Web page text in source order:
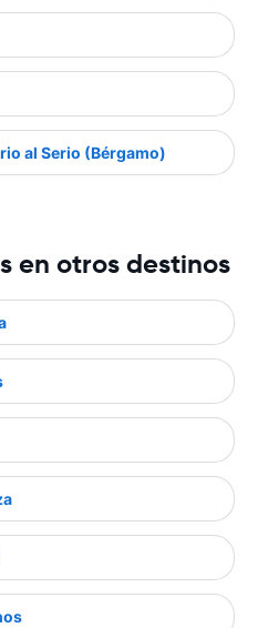
al Serio (Bérgamo)
en otros destinos